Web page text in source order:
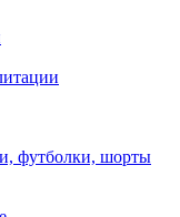
футболки, шорты